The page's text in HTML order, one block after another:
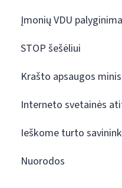
Įmonių VDU
STOP šešėliui
Krašto apsaugos
Interneto svetainės
Ieškome turto
Nuorodos